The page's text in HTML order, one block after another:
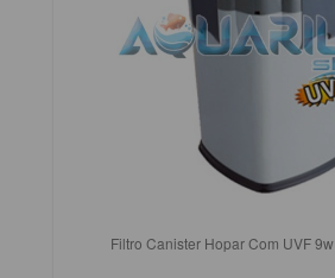
Filtro Canister Hopar Com UVF